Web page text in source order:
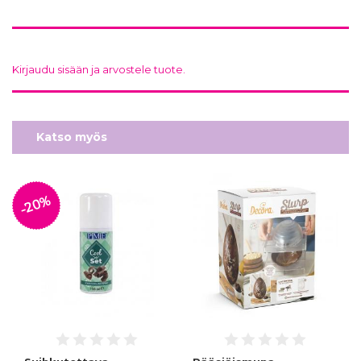
Kirjaudu sisään ja arvostele tuote.
Katso myös
-20%